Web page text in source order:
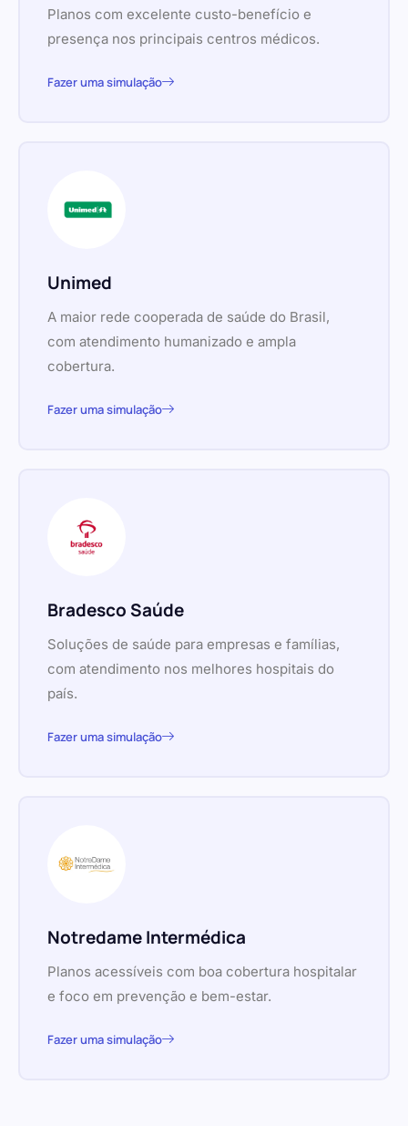
Planos com excelente custo-benefício e
presença nos principais centros médicos.
Fazer uma simulação
Unimed
A maior rede cooperada de saúde do Brasil,
com atendimento humanizado e ampla
cobertura.
Fazer uma simulação
Bradesco Saúde
Soluções de saúde para empresas e famílias,
com atendimento nos melhores hospitais do
país.
Fazer uma simulação
Notredame Intermédica
Planos acessíveis com boa cobertura hospitalar
e foco em prevenção e bem-estar.
Fazer uma simulação